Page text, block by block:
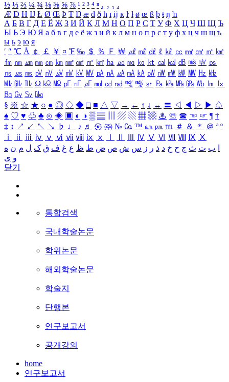
½ ⅓ ⅔ ¼ ¾ ⅛ ⅜ ⅝ ⅞ ¹ ² ³ ⁴ ⁿ ₁ ₂ ₃ ₄
Æ Ð Ħ Ĳ Ł Ø Œ Þ Ŧ Ŋ æ đ ð ħ ı ĳ ĸ ŀ ł ø œ ß þ ŧ ŋ ŉ
А Б В Г Д Е Ё Ж З И Й К Л М Н О П Р С Т У Ф Х Ц Ч Ш Щ Ъ
Ы Ь Э Ю Я а б в г д е ё ж з и й к л м н о п р с т у ф х ц ч ш щ ъ
ы ь э ю я
′ ″ ℃ Å ￠ ￡ ￥ ¤ ℉ ‰ ＄ ％ Ｆ ￦ ㎕ ㎖ ㎗ ℓ ㎘ ㏄ ㎣ ㎤ ㎥ ㎦
㎙ ㎚ ㎛ ㎜ ㎝ ㎞ ㎟ ㎠ ㎡ ㎢ ㏊ ㎍ ㎎ ㎏ ㏏ ㎈ ㎉ ㏈ ㎧ ㎨ ㎰
㎱ ㎲ ㎳ ㎴ ㎵ ㎶ ㎷ ㎸ ㎹ ㎀ ㎁ ㎂ ㎃ ㎄ ㎺ ㎻ ㎽ ㎾ ㎿ ㎐ ㎑
㎒ ㎓ ㎔ Ω ㏀ ㏁ ㎊ ㎋ ㎌ ㏖ ㏅ ㎭ ㎮ ㎯ ㏛ ㎩ ㎪ ㎫ ㎬ ㏝ ㏐
㏓
㏃ ㏉ ㏜ ㏆
§ ※ ☆ ★ ○ ● ◎ ◇ ◆ □ ■ △ ▽ → ← ↑ ↓ ↔ 〓 ◁ ◀ ▷ ▶ ♤
♠ ♡ ♥ ♧ ♣ ⊙ ◈ ▣ ◐ ◑ ▒ ▤ ▨ ▧ ▦ ▩ ♨ ☏ ☎ ☜ ☞ ¶ †
‡ ↕ ↗ ↙ ↖ ↘ ♭ ♩ ♪ ♬ ㉿ ㈜ № ㏇ ™ ㏂ ㏘ ℡ ＃ ＆ ＊ ＠ ª º
ⅰ
ⅱ ⅲ ⅳ ⅴ ⅵ ⅶ ⅷ ⅸ ⅹ Ⅳ Ⅴ Ⅵ Ⅶ Ⅷ Ⅸ Ⅹ
ب ت ث ج ح خ د ذ ر ز س ش ص ض ط ظ ع غ ف ق ک ل م ن ه
و ی
닫기
통합검색
국내학술논문
학위논문
해외학술논문
학술지
단행본
연구보고서
공개강의
home
연구보고서